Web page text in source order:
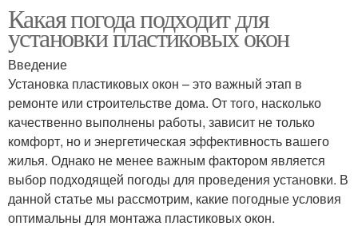
Какая погода подходит для
установки пластиковых окон
Введение
Установка пластиковых окон – это важный этап в
ремонте или строительстве дома. От того, насколько
качественно выполнены работы, зависит не только
комфорт, но и энергетическая эффективность вашего
жилья. Однако не менее важным фактором является
выбор подходящей погоды для проведения установки. В
данной статье мы рассмотрим, какие погодные условия
оптимальны для монтажа пластиковых окон.